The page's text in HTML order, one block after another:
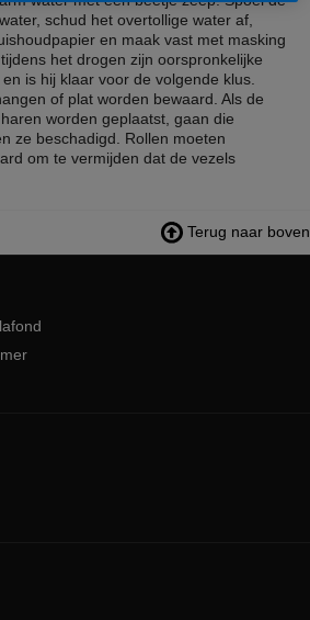
schud het overtollige water af,
en maak vast met masking
het drogen zijn oorspronkelijke
is hij klaar voor de volgende klus.
of plat worden bewaard. Als de
worden geplaatst, gaan die
ze beschadigd. Rollen moeten
om te vermijden dat de vezels
Terug naar boven